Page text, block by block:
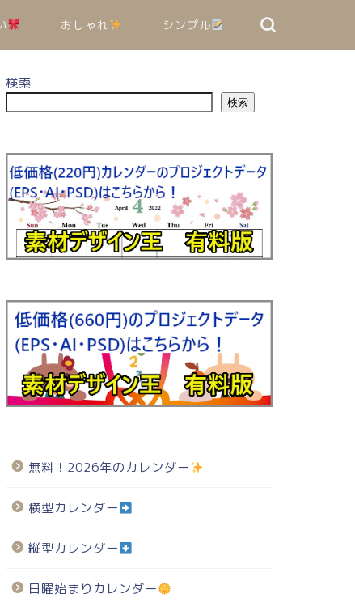
おしゃれ シンプル
検索
検索
無料！2026年のカレンダー
横型カレンダー
縦型カレンダー
日曜始まりカレンダー